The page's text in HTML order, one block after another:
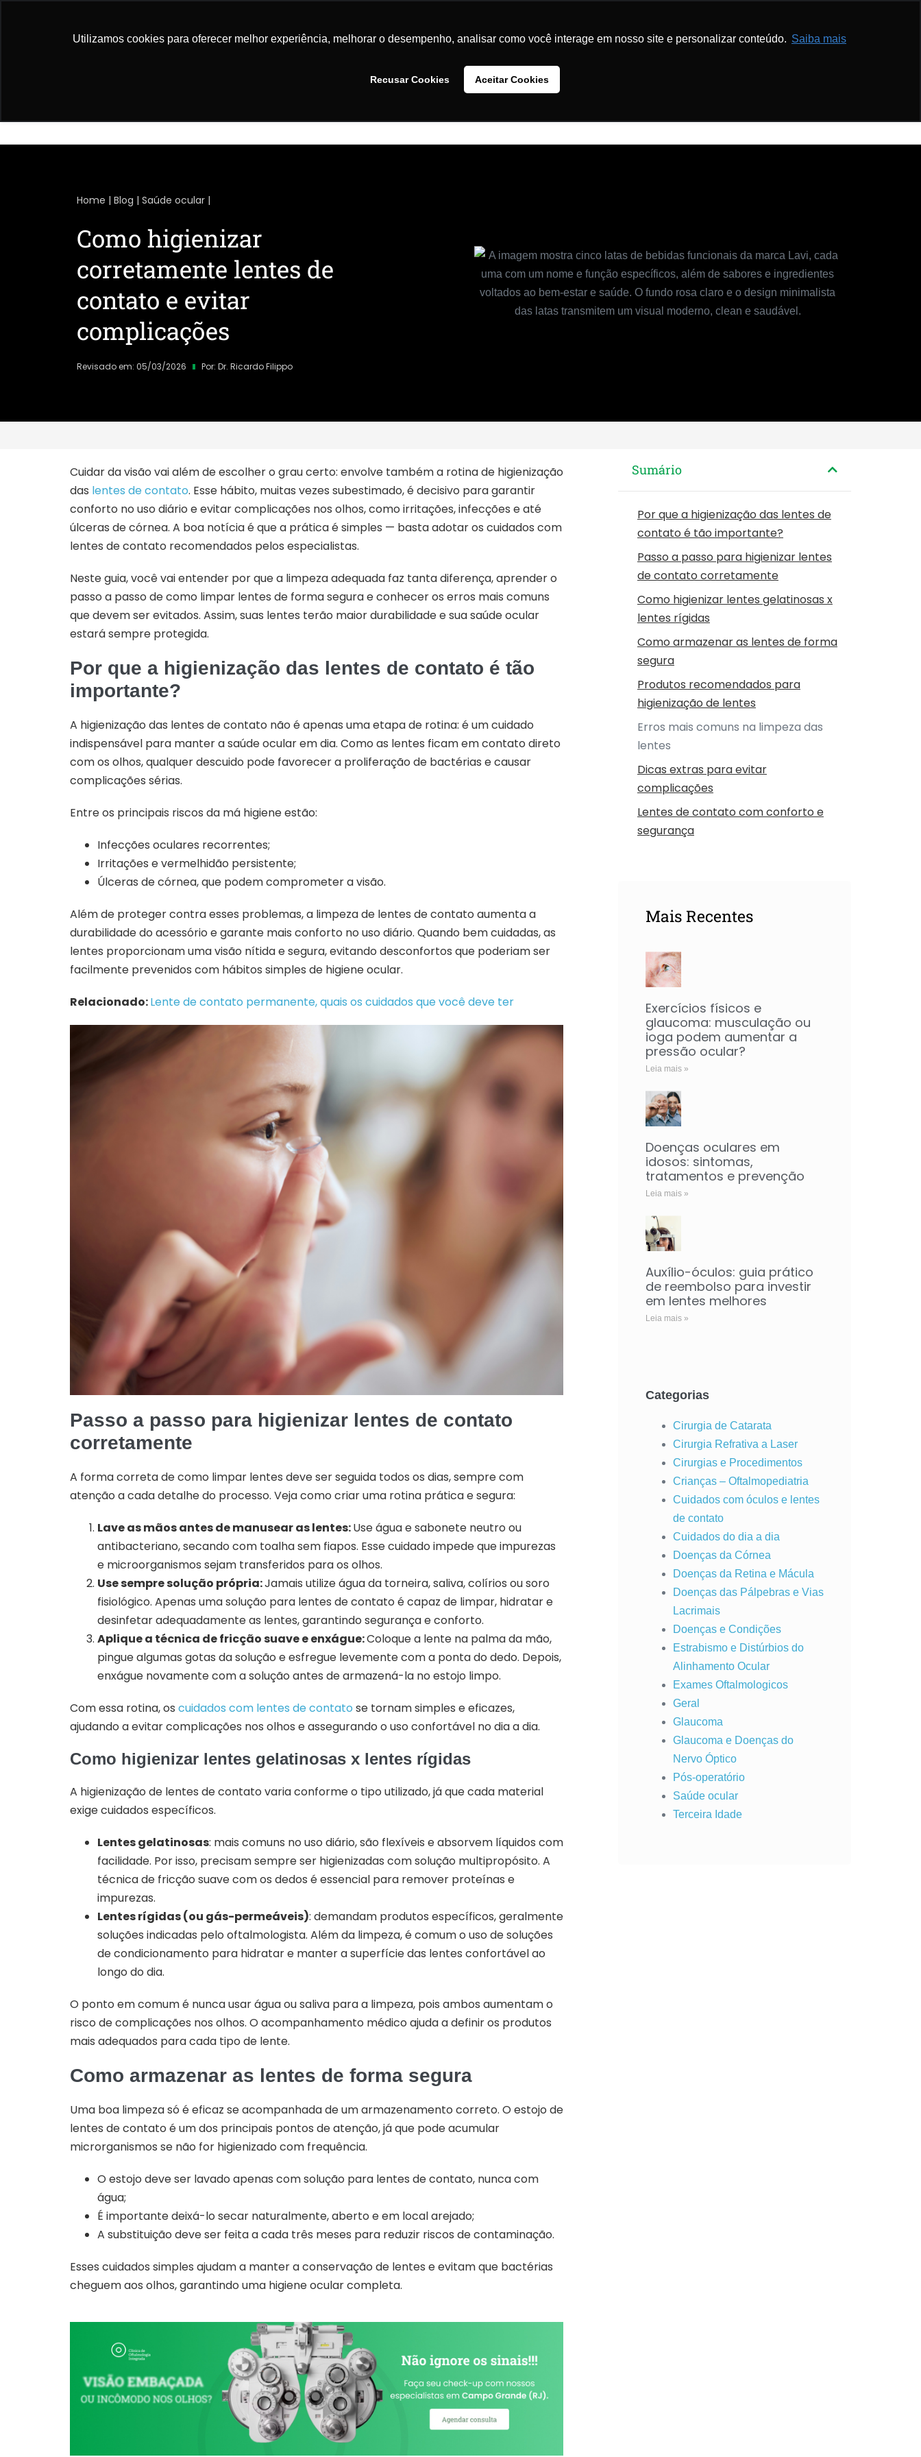
Utilizamos cookies para oferecer melhor experiência, melhorar o desempenho, analisar como você interage em nosso site e personalizar conteúdo. Saiba mais
Recusar Cookies Aceitar Cookies
Tratamentos e Especialidades
Home | Blog | Saúde ocular |
Como higienizar
corretamente lentes de
contato e evitar
complicações
Revisado em: 05/03/2026 Por: Dr. Ricardo Filippo
Cuidar da visão vai além de escolher o grau certo: envolve também a rotina de higienização
das lentes de contato. Esse hábito, muitas vezes subestimado, é decisivo para garantir
conforto no uso diário e evitar complicações nos olhos, como irritações, infecções e até
úlceras de córnea. A boa notícia é que a prática é simples — basta adotar os cuidados com
lentes de contato recomendados pelos especialistas.
Neste guia, você vai entender por que a limpeza adequada faz tanta diferença, aprender o
passo a passo de como limpar lentes de forma segura e conhecer os erros mais comuns
que devem ser evitados. Assim, suas lentes terão maior durabilidade e sua saúde ocular
estará sempre protegida.
Por que a higienização das lentes de contato é tão
importante?
A higienização das lentes de contato não é apenas uma etapa de rotina: é um cuidado
indispensável para manter a saúde ocular em dia. Como as lentes ficam em contato direto
com os olhos, qualquer descuido pode favorecer a proliferação de bactérias e causar
complicações sérias.
Entre os principais riscos da má higiene estão:
Infecções oculares recorrentes;
Irritações e vermelhidão persistente;
Úlceras de córnea, que podem comprometer a visão.
Além de proteger contra esses problemas, a limpeza de lentes de contato aumenta a
durabilidade do acessório e garante mais conforto no uso diário. Quando bem cuidadas, as
lentes proporcionam uma visão nítida e segura, evitando desconfortos que poderiam ser
facilmente prevenidos com hábitos simples de higiene ocular.
Relacionado:Lente de contato permanente, quais os cuidados que você deve ter
Passo a passo para higienizar lentes de contato
corretamente
A forma correta de como limpar lentes deve ser seguida todos os dias, sempre com
atenção a cada detalhe do processo. Veja como criar uma rotina prática e segura:
Lave as mãos antes de manusear as lentes:Use água e sabonete neutro ou
antibacteriano, secando com toalha sem fiapos. Esse cuidado impede que impurezas
e microorganismos sejam transferidos para os olhos.
Use sempre solução própria:Jamais utilize água da torneira, saliva, colírios ou soro
fisiológico. Apenas uma solução para lentes de contato é capaz de limpar, hidratar e
desinfetar adequadamente as lentes, garantindo segurança e conforto.
Aplique a técnica de fricção suave e enxágue:Coloque a lente na palma da mão,
pingue algumas gotas da solução e esfregue levemente com a ponta do dedo. Depois,
enxágue novamente com a solução antes de armazená-la no estojo limpo.
Com essa rotina, os cuidados com lentes de contato se tornam simples e eficazes,
ajudando a evitar complicações nos olhos e assegurando o uso confortável no dia a dia.
Como higienizar lentes gelatinosas x lentes rígidas
A higienização de lentes de contato varia conforme o tipo utilizado, já que cada material
exige cuidados específicos.
Lentes gelatinosas: mais comuns no uso diário, são flexíveis e absorvem líquidos com
facilidade. Por isso, precisam sempre ser higienizadas com solução multipropósito. A
técnica de fricção suave com os dedos é essencial para remover proteínas e
impurezas.
Lentes rígidas (ou gás-permeáveis): demandam produtos específicos, geralmente
soluções indicadas pelo oftalmologista. Além da limpeza, é comum o uso de soluções
de condicionamento para hidratar e manter a superfície das lentes confortável ao
longo do dia.
O ponto em comum é nunca usar água ou saliva para a limpeza, pois ambos aumentam o
risco de complicações nos olhos. O acompanhamento médico ajuda a definir os produtos
mais adequados para cada tipo de lente.
Como armazenar as lentes de forma segura
Uma boa limpeza só é eficaz se acompanhada de um armazenamento correto. O estojo de
lentes de contato é um dos principais pontos de atenção, já que pode acumular
microrganismos se não for higienizado com frequência.
O estojo deve ser lavado apenas com solução para lentes de contato, nunca com
água;
É importante deixá-lo secar naturalmente, aberto e em local arejado;
A substituição deve ser feita a cada três meses para reduzir riscos de contaminação.
Esses cuidados simples ajudam a manter a conservação de lentes e evitam que bactérias
cheguem aos olhos, garantindo uma higiene ocular completa.
Sumário
Por que a higienização das lentes de
contato é tão importante?
Passo a passo para higienizar lentes
de contato corretamente
Como higienizar lentes gelatinosas x
lentes rígidas
Como armazenar as lentes de forma
segura
Produtos recomendados para
higienização de lentes
Erros mais comuns na limpeza das
lentes
Dicas extras para evitar
complicações
Lentes de contato com conforto e
segurança
Mais Recentes
Exercícios físicos e
glaucoma: musculação ou
ioga podem aumentar a
pressão ocular?
Leia mais »
Doenças oculares em
idosos: sintomas,
tratamentos e prevenção
Leia mais »
Auxílio-óculos: guia prático
de reembolso para investir
em lentes melhores
Leia mais »
Categorias
Cirurgia de Catarata
Cirurgia Refrativa a Laser
Cirurgias e Procedimentos
Crianças – Oftalmopediatria
Cuidados com óculos e lentes
de contato
Cuidados do dia a dia
Doenças da Córnea
Doenças da Retina e Mácula
Doenças das Pálpebras e Vias
Lacrimais
Doenças e Condições
Estrabismo e Distúrbios do
Alinhamento Ocular
Exames Oftalmologicos
Geral
Glaucoma
Glaucoma e Doenças do
Nervo Óptico
Pós-operatório
Saúde ocular
Terceira Idade